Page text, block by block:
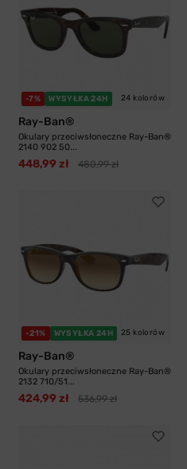
-7% WYSYŁKA 24H 24 kolorów
Ray-Ban®
Okulary przeciwsłoneczne Ray-Ban®
2140 902 50...
448,99 zł 480,99 zł
-21% WYSYŁKA 24H 25 kolorów
Ray-Ban®
Okulary przeciwsłoneczne Ray-Ban®
2132 710/51...
424,99 zł 536,99 zł